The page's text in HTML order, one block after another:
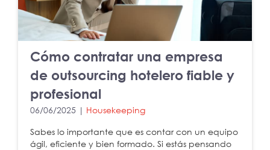
Cómo contratar una empresa
de outsourcing hotelero fiable y
profesional
06/06/2025 | Housekeeping
Sabes lo importante que es contar con un equipo
ágil, eficiente y bien formado. Si estás pensando